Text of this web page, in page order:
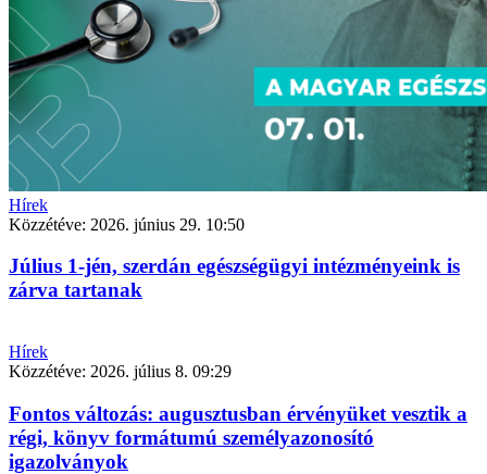
Hírek
Közzétéve: 2026. június 29. 10:50
Július 1-jén, szerdán egészségügyi intézményeink is
zárva tartanak
Hírek
Közzétéve: 2026. július 8. 09:29
Fontos változás: augusztusban érvényüket vesztik a
régi, könyv formátumú személyazonosító
igazolványok